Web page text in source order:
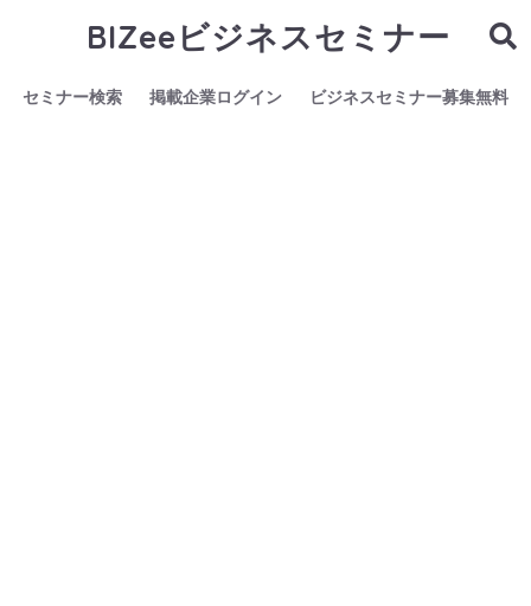
BIZeeビジネスセミナー
セミナー検索 掲載企業ログイン ビジネスセミナー募集無料